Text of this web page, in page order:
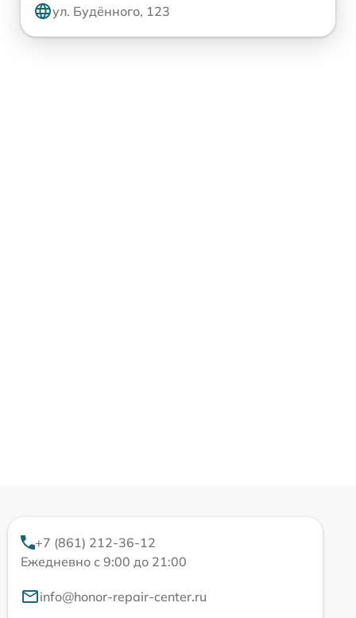
ул. Будённого, 123
+7 (861) 212-36-12
Ежедневно с 9:00 до 21:00
info@honor-repair-center.ru